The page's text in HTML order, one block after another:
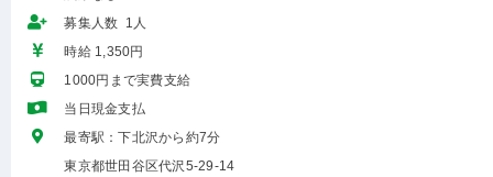
募集人数 1人
時給 1,350円
1000円まで実費支給
当日現金支払
最寄駅：下北沢から約7分
東京都世田谷区代沢5-29-14